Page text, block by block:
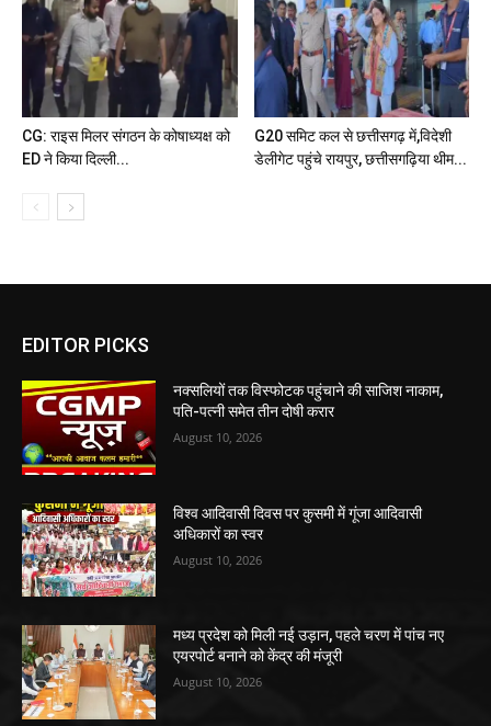
CG: राइस मिलर संगठन के कोषाध्यक्ष को
ED ने किया दिल्ली...
G20 समिट कल से छत्तीसगढ़ में,विदेशी
डेलीगेट पहुंचे रायपुर, छत्तीसगढ़िया थीम...
EDITOR PICKS
नक्सलियों तक विस्फोटक पहुंचाने की साजिश नाकाम,
पति-पत्नी समेत तीन दोषी करार
August 10, 2026
विश्व आदिवासी दिवस पर कुसमी में गूंजा आदिवासी
अधिकारों का स्वर
August 10, 2026
मध्य प्रदेश को मिली नई उड़ान, पहले चरण में पांच नए
एयरपोर्ट बनाने को केंद्र की मंजूरी
August 10, 2026